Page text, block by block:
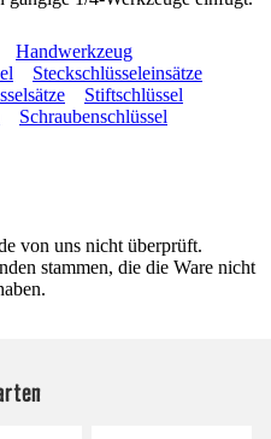
Handwerkzeug
Steckschlüsseleinsätze
Stiftschlüssel
Schraubenschlüssel
von uns nicht überprüft.
stammen, die die Ware nicht